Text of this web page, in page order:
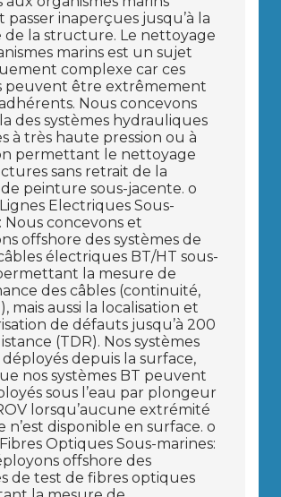
passer inaperçues jusqu’à la
la structure. Le nettoyage
marins est un sujet
complexe car ces
peuvent être extrêmement
Nous concevons
des systèmes hydrauliques
à très haute pression ou à
permettant le nettoyage
sans retrait de la
peinture sous-jacente. o
Electriques Sous-
Nous concevons et
offshore des systèmes de
électriques BT/HT sous-
la mesure de
des câbles (continuité,
mais aussi la localisation et
de défauts jusqu’à 200
(TDR). Nos systèmes
depuis la surface,
nos systèmes BT peuvent
sous l’eau par plongeur
lorsqu’aucune extrémité
n’est disponible en surface. o
Optiques Sous-marines:
offshore des
de test de fibres optiques